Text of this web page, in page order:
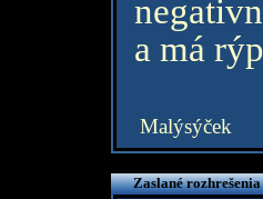
a má
Malýsýček
Zaslané rozhrešenia